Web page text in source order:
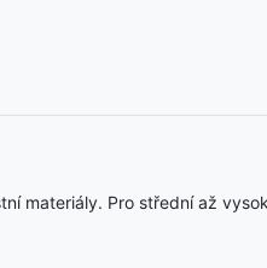
materiály. Pro střední až